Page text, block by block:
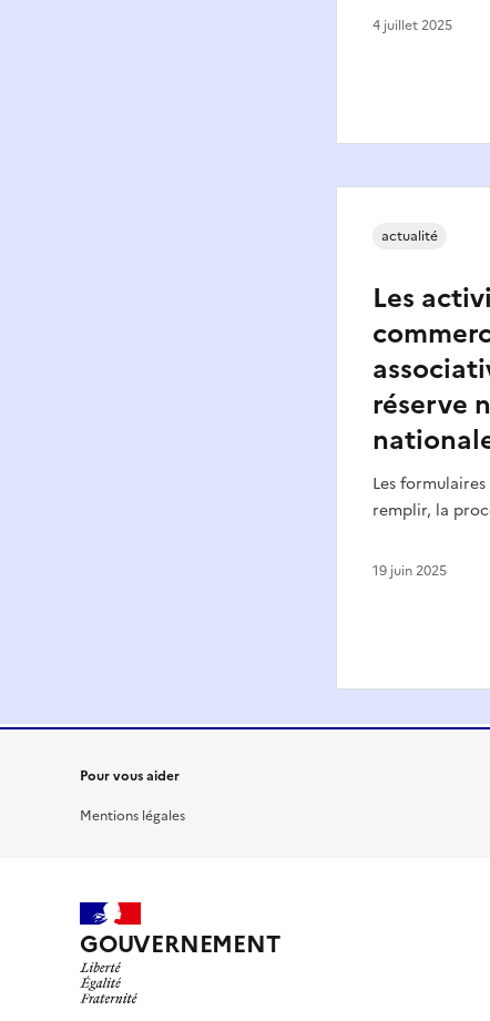
4 juillet 2025
Les
réserve
Les
remplir, la
actualité
19 juin 2025
Pour vous aider
Mentions légales
GOUVERNEMENT